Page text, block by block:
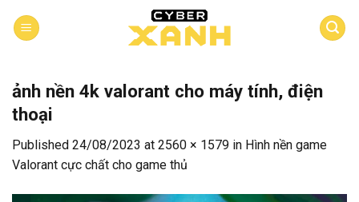
ảnh nền 4k valorant cho máy tính, điện
thoại
Published 24/08/2023 at 2560 × 1579 in Hình nền game
Valorant cực chất cho game thủ